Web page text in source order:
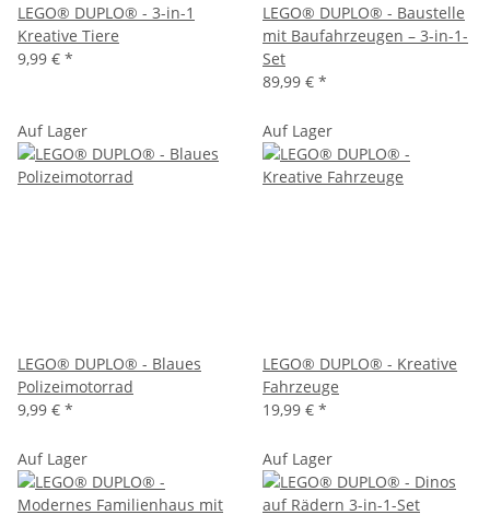
LEGO® DUPLO® - 3-in-1
Kreative Tiere
9,99 € *
LEGO® DUPLO® - Baustelle
mit Baufahrzeugen – 3-in-1-
Set
89,99 € *
Auf Lager
LEGO® DUPLO® - Blaues
Polizeimotorrad
9,99 € *
Auf Lager
LEGO® DUPLO® - Kreative
Fahrzeuge
19,99 € *
Auf Lager Auf Lager